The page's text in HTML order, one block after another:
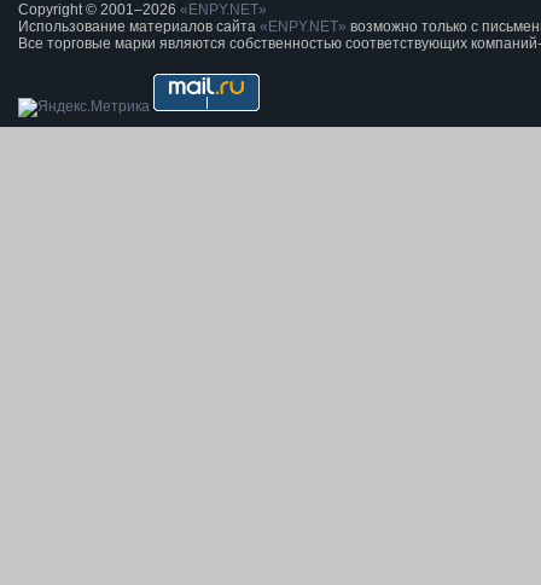
Copyright © 2001–2026 «ENPY.NET»
Использование материалов сайта «ENPY.NET» возможно только с
Все торговые марки являются собственностью соответствующих